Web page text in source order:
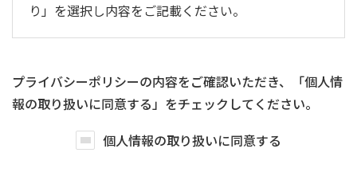
り」を選択し内容をご記載ください。
プライバシーポリシーの内容をご確認いただき、「個人情
報の取り扱いに同意する」をチェックしてください。
個人情報の取り扱いに同意する